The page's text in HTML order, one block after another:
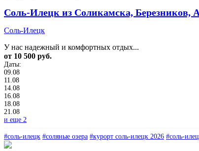
Соль-Илецк из Соликамска, Березников,
Соль-Илецк
У нас надежный и комфортных отдых...
от 10 500 руб.
Даты:
09.08
11.08
14.08
16.08
18.08
21.08
и еще 2
#соль-илецк #соляные озера #курорт соль-илецк 2026 #соль-